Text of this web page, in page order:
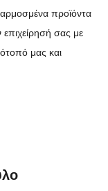
προϊόντα
επιχείρησή σας με
μας και